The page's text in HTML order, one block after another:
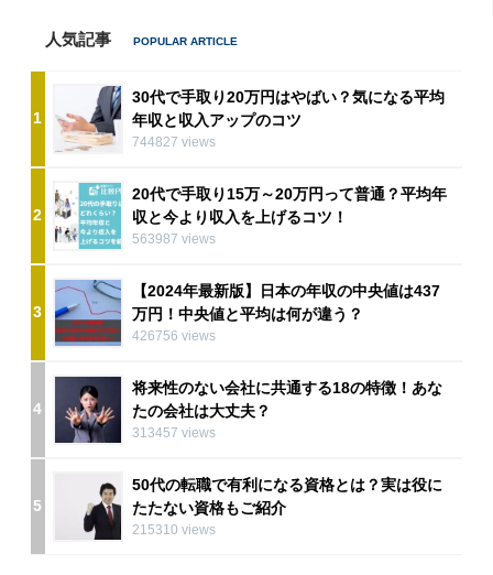
人気記事
1
30代で手取り20万円はやばい？気になる平均
年収と収入アップのコツ
744827 views
2
20代で手取り15万～20万円って普通？平均年
収と今より収入を上げるコツ！
563987 views
3
【2024年最新版】日本の年収の中央値は437
万円！中央値と平均は何が違う？
426756 views
4
将来性のない会社に共通する18の特徴！あな
たの会社は大丈夫？
313457 views
5
50代の転職で有利になる資格とは？実は役に
たたない資格もご紹介
215310 views